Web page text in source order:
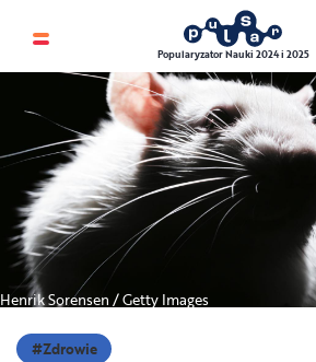
Popularyzator Nauki 2024 i 2025
Henrik Sorensen / Getty Images
Zdrowie